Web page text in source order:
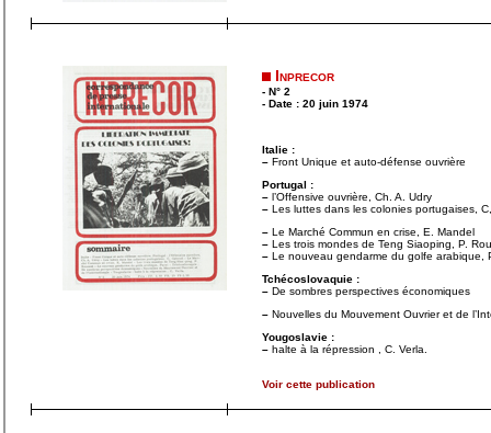
Inprecor
- N° 2
- Date : 20 juin 1974
Italie :
– Front Unique et auto-défense ouvrière
Portugal :
– l’Offensive ouvrière, Ch. A. Udry
– Les luttes dans les colonies portugaises,
– Le Marché Commun en crise, E. Mandel
– Les trois mondes de Teng Siaoping, P.
– Le nouveau gendarme du golfe arabique,
Tchécoslovaquie :
– De sombres perspectives économiques
– Nouvelles du Mouvement Ouvrier et de
Yougoslavie :
– halte à la répression , C. Verla.
Voir cette publication